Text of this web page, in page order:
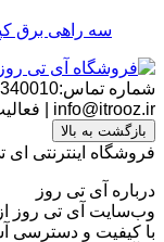
سه راهی برق کپل
شماره تماس:07644340010
info@itrooz.ir
بازگشت به بالا
فروشگاه اینترنتی ای
درباره آی تی روز
با کیفیت و دسترسی